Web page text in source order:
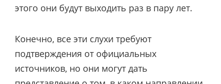
этого они будут выходить раз в пару лет.
Конечно, все эти слухи требуют
подтверждения от официальных
источников, но они могут дать